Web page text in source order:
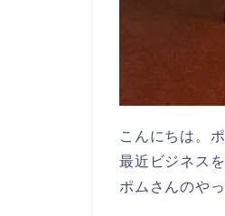
こんにちは。ポ
最近ビジネス
ポムさんのや